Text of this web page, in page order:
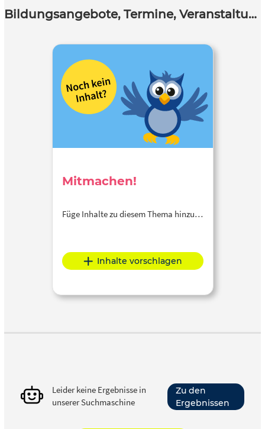
Bildungsangebote, Termine, Veranstaltungen
Mitmachen!
Füge Inhalte zu diesem Thema hinzu…
Inhalte vorschlagen
Leider keine Ergebnisse in
unserer Suchmaschine
Zu den
Ergebnissen